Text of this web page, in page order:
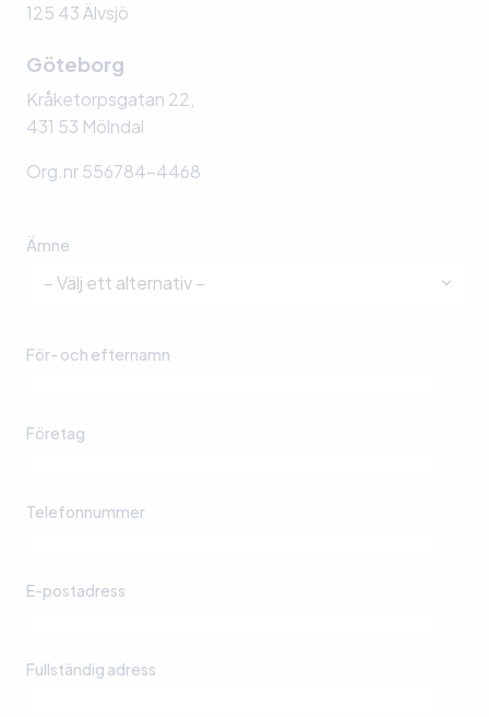
125 43 Älvsjö
Göteborg
Kråketorpsgatan 22,
431 53 Mölndal
Org.nr 556784-4468
Ämne
För- och efternamn
Företag
Telefonnummer
E-postadress
Fullständig adress